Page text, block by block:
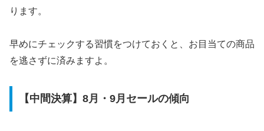
ります。
早めにチェックする習慣をつけておくと、お目当ての商品
を逃さずに済みますよ。
【中間決算】8月・9月セールの傾向